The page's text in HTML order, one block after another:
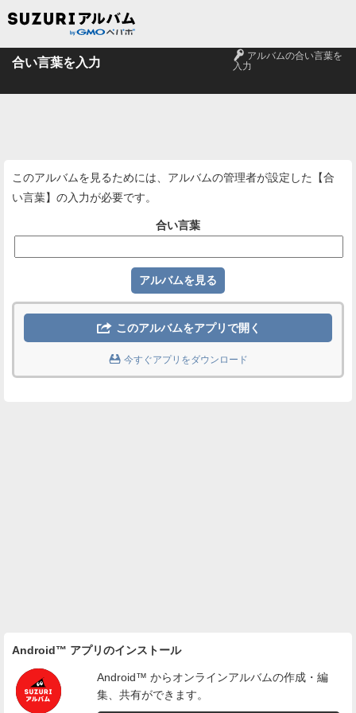
合い言葉を入力 🔑 アルバムの合い言葉を
入力
このアルバムを見るためには、アルバムの管理者が設定した【合
い言葉】の入力が必要です。
合い言葉
 このアルバムをアプリで開く
 今すぐアプリをダウンロード
Android™ アプリのインストール
Android™ からオンラインアルバムの作成・編
集、共有ができます。